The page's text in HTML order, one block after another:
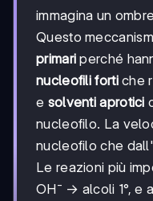
immagina un
Questo
primari perché
nucleofili fortiche
e solventi aprotici
nucleofilo. La
nucleofilo che
Le reazioni più
OH⁻ → alcoli 1°, e